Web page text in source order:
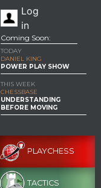
Log
in
Coming Soon:
TODAY
DANIEL KING
POWER PLAY SHOW
THIS WEEK
CHESSBASE
UNDERSTANDING
BEFORE MOVING
PLAYCHESS
TACTICS